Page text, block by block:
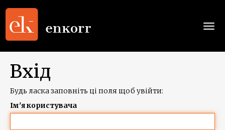
Вхід
Будь ласка заповніть ці поля щоб увійти:
Ім'я користувача